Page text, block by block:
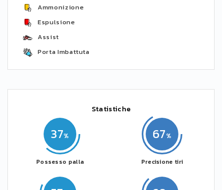
Ammonizione
Espulsione
Assist
Porta Imbattuta
Statistiche
37
Possesso palla
67
Precisione tiri